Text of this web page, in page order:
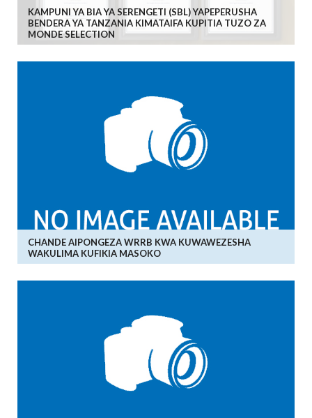
KAMPUNI YA BIA YA SERENGETI (SBL) YAPEPERUSHA
BENDERA YA TANZANIA KIMATAIFA KUPITIA TUZO ZA
MONDE SELECTION
CHANDE AIPONGEZA WRRB KWA KUWAWEZESHA
WAKULIMA KUFIKIA MASOKO